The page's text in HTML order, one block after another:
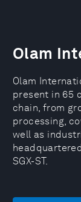
Olam
Olam
present in 65
chain, from
processing,
well as
SGX-ST.